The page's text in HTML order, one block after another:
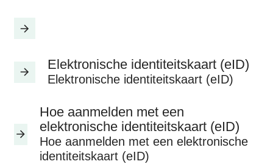
Elektronische identiteitskaart (eID)
Elektronische identiteitskaart (eID)
Hoe aanmelden met een
elektronische identiteitskaart (eID)
Hoe aanmelden met een elektronische
identiteitskaart (eID)